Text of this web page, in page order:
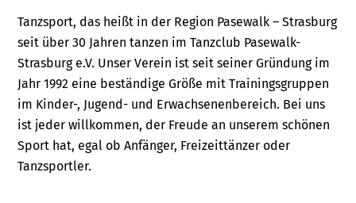
Tanzsport, das heißt in der Region Pasewalk – Strasburg
seit über 30 Jahren tanzen im Tanzclub Pasewalk-
Strasburg e.V. Unser Verein ist seit seiner Gründung im
Jahr 1992 eine beständige Größe mit Trainingsgruppen
im Kinder-, Jugend- und Erwachsenenbereich. Bei uns
ist jeder willkommen, der Freude an unserem schönen
Sport hat, egal ob Anfänger, Freizeittänzer oder
Tanzsportler.